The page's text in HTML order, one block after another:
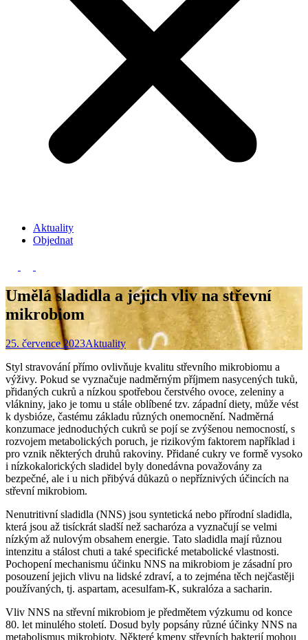
Aktuality
Objednat
Umělá sladidla a jejich vliv na střevní
mikrobiom
25. července 2023Aktuality
Styl stravování přímo ovlivňuje kvalitu střevního mikrobiomu a
výživy. Pokud se vyznačuje nadměrným příjmem nasycených tuků,
přidaných cukrů a nízkou spotřebou čerstvého ovoce, zeleniny a
vlákniny, jako je tomu u stále oblíbené tzv. západní diety, může vést
k dysbióze, častému základu různých onemocnění. Nadměrná
konzumace jednoduchých cukrů se pojí se zvýšenou nemocností, s
rozvojem metabolických poruch, je rizikovým faktorem například i
pro vznik některých druhů rakoviny. Přidané cukry ve formě vysoko
i nízkokalorických sladidel byly donedávna považovány za
bezpečné, ale i u nich přibývá důkazů o nepříznivých účincích na
střevní mikrobiom.
Nenutritivní sladidla (NNS) jsou syntetická nebo přírodní sladidla,
která jsou až tisíckrát sladší než sacharóza a vyznačují se velmi
nízkým až nulovým obsahem energie. Tato sladidla mají různou
intenzitu a stálost chuti a také specifické metabolické vlastnosti.
Pochopení mechanismu účinku NNS na mikrobiom je zásadní pro
posouzení jejich vlivu na lidské zdraví, a to zejména těch nejčastěji
používaných, tj. aspartam, acesulfam-K, sukralóza a sacharin.
Vliv NNS na střevní mikrobiom je předmětem výzkumu od konce
80. let minulého století. Dosud byly popsány různé účinky NNS na
metabolismus mikrobioty. Některé kmeny střevních bakterií mohou